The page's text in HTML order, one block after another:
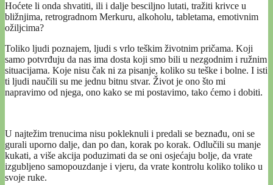
Hoćete li onda shvatiti, ili i dalje besciljno lutati, tražiti krivce u
bližnjima, retrogradnom Merkuru, alkoholu, tabletama, emotivnim
ožiljcima?
Toliko ljudi poznajem, ljudi s vrlo teškim životnim pričama. Koji
samo potvrđuju da nas ima dosta koji smo bili u nezgodnim i ružnim
situacijama. Koje nisu čak ni za pisanje, koliko su teške i bolne. I isti
ti ljudi naučili su me jednu bitnu stvar. Život je ono što mi
napravimo od njega, ono kako se mi postavimo, tako ćemo i dobiti.
U najtežim trenucima nisu pokleknuli i predali se beznađu, oni se
gurali uporno dalje, dan po dan, korak po korak. Odlučili su manje
kukati, a više akcija poduzimati da se oni osjećaju bolje, da vrate
izgubljeno samopouzdanje i vjeru, da vrate kontrolu koliko toliko u
svoje ruke.